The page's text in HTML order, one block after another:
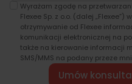
Wyrażam zgodę na
Flexee Sp. z o.o. (dalej
otrzymywanie od Flexee
komunikacji elektronicznej na
także na kierowanie informacji
SMS/MMS na podany przeze
Umów